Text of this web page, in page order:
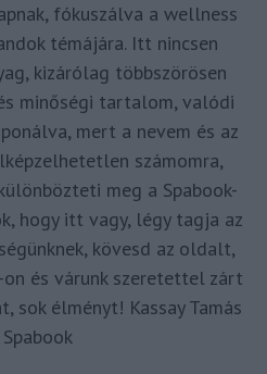
fókuszálva a wellness
témájára. Itt nincsen
kizárólag többszörösen
minőségi tartalom, valódi
mert a nevem és az
számomra,
meg a Spabook-
hogy itt vagy, légy tagja az
kövesd az oldalt,
és várunk szeretettel zárt
sok élményt! Kassay Tamás